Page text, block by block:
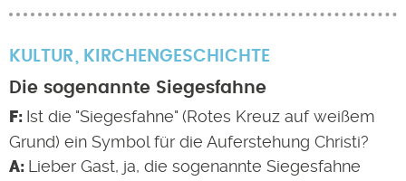
KULTUR
KIRCHENGESCHICHTE
Die sogenannte Siegesfahne
Ist die "Siegesfahne" (Rotes Kreuz auf weißem
Grund) ein Symbol für die Auferstehung Christi?
Lieber Gast, ja, die sogenannte Siegesfahne